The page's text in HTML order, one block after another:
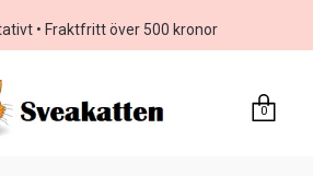
• Fraktfritt över 500 kronor
0